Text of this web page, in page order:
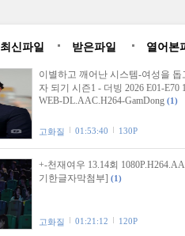
최신파일 받은파일 열어본
이별하고 깨어난 시스템-여성을 돕
자 되기 시즌1 - 더빙 2026 E01-E70
WEB-DL.AAC.H264-GamDong (1)
고화질 01:53:40 130P
+-천재여우 13.14회
기한글자막첨부] (1)
고화질 01:21:12 120P